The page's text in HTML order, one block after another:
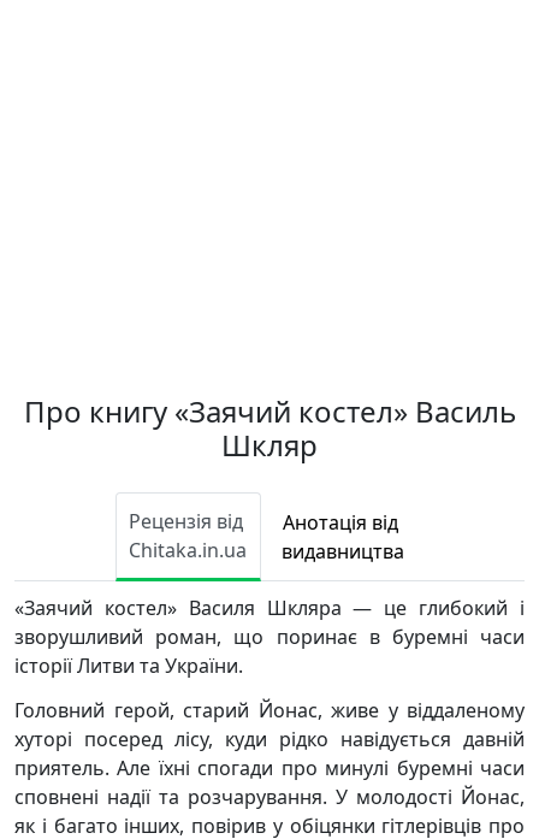
Про книгу «Заячий костел» Василь
Шкляр
Рецензія від
Chitaka.in.ua
Анотація від
видавництва
«Заячий костел» Василя Шкляра — це глибокий і
зворушливий роман, що поринає в буремні часи
історії Литви та України.
Головний герой, старий Йонас, живе у віддаленому
хуторі посеред лісу, куди рідко навідується давній
приятель. Але їхні спогади про минулі буремні часи
сповнені надії та розчарування. У молодості Йонас,
як і багато інших, повірив у обіцянки гітлерівців про